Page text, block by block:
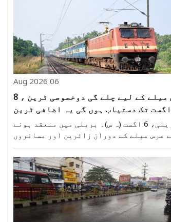
06 Aug 2026
عرس میلے کے لیے چلے گی دوخصوصی ٹرین ، 8
اگست تک دستیاب ہوں گی یہ اضافی ٹرین
خدمات
بریلی، 6 اگست (ہ س)۔ بریلی میں منعقد ہونے
عرس میلے کے دوران زائرین اور مسافروں
ریلوے عزت نگر ڈویژن نے 8 اگست کو ایک دن کے
عرس میلے کی دو جوڑی خصوصی ٹرینیں چلانے
فیصلہ کیا ہے۔ یہ ٹرینیں ایک ایک فیرے..